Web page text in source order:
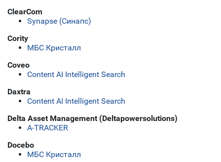
ClearCom
Synapse (Синапс)
Cority
МБС Кристалл
Coveo
Content AI Intelligent Search
Daxtra
Content AI Intelligent Search
Delta Asset Management (Deltapowersolutions)
A-TRACKER
Docebo
МБС Кристалл